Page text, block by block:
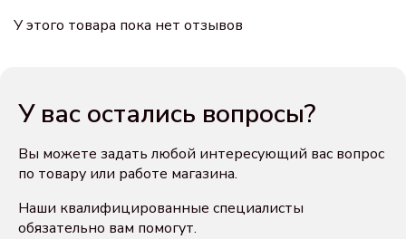
У этого товара пока нет отзывов
У вас остались вопросы?
Вы можете задать любой интересующий вас вопрос
по товару или работе магазина.
Наши квалифицированные специалисты
обязательно вам помогут.